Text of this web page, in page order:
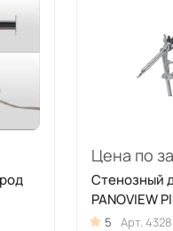
Цена по
Стенозный
PANOVIEW
5 Арт. 4328